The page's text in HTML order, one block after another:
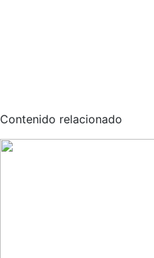
Contenido relacionado